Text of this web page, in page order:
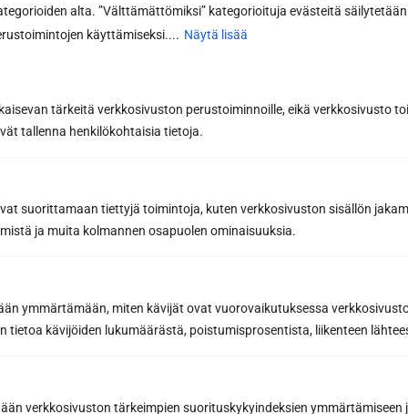
alta. ”Välttämättömiksi” kategorioituja evästeitä säilytetään
käyttämiseksi.... Näytä lisää
tärkeitä verkkosivuston perustoiminnoille, eikä verkkosivusto
tallenna henkilökohtaisia tietoja.
suorittamaan tiettyjä toimintoja, kuten verkkosivuston sisällön
ja muita kolmannen osapuolen ominaisuuksia.
ymmärtämään, miten kävijät ovat vuorovaikutuksessa
tietoa kävijöiden lukumäärästä, poistumisprosentista, liikenteen
verkkosivuston tärkeimpien suorituskykyindeksien ymmärtämiseen
Saat saunan rakentamisen ammattilaisen
parhaat vinkit ja niksit onnistuneeseen
yhteystyökumppaneidemme etuja, joilla teet
parhaat saunahankinnat